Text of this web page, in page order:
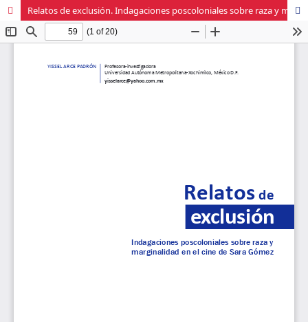
Relatos de exclusión. Indagaciones poscoloniales sobre raza y marginalidad en el cine de Sara Gómez.